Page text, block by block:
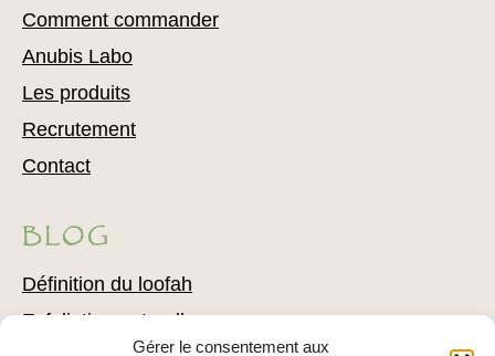
Gérer le consentement aux
Comment commander
Anubis Labo
Les produits
Recrutement
Contact
BLOG
Définition du loofah
Exfoliation naturelle